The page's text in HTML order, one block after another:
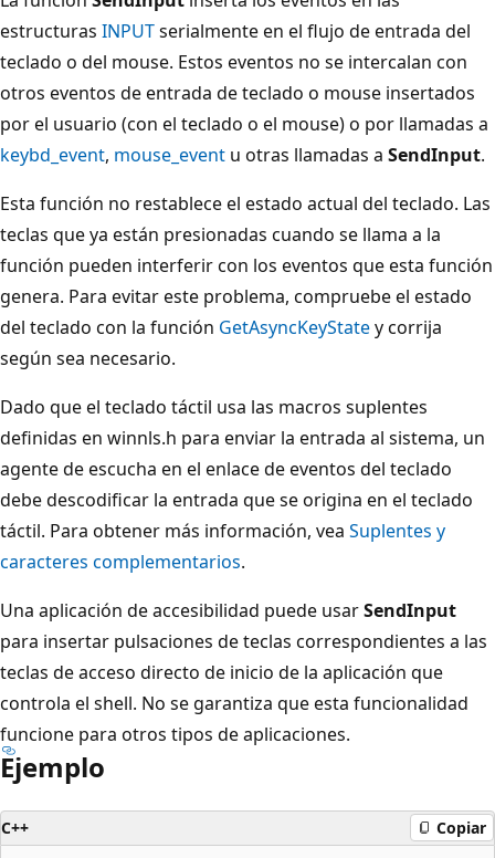
estructuras INPUTserialmente en el flujo de entrada del
teclado o del mouse. Estos eventos no se intercalan con
otros eventos de entrada de teclado o mouse insertados
por el usuario (con el teclado o el mouse) o por llamadas a
keybd_event, mouse_event u otras llamadas a SendInput.
Esta función no restablece el estado actual del teclado. Las
teclas que ya están presionadas cuando se llama a la
función pueden interferir con los eventos que esta función
genera. Para evitar este problema, compruebe el estado
del teclado con la función GetAsyncKeyStatey corrija
según sea necesario.
Dado que el teclado táctil usa las macros suplentes
definidas en winnls.h para enviar la entrada al sistema, un
agente de escucha en el enlace de eventos del teclado
debe descodificar la entrada que se origina en el teclado
táctil. Para obtener más información, vea Suplentes y
caracteres complementarios.
Una aplicación de accesibilidad puede usarSendInput
para insertar pulsaciones de teclas correspondientes a las
teclas de acceso directo de inicio de la aplicación que
controla el shell. No se garantiza que esta funcionalidad
funcione para otros tipos de aplicaciones.
Ejemplo
C++ Copiar